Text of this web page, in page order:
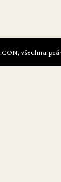
všechna